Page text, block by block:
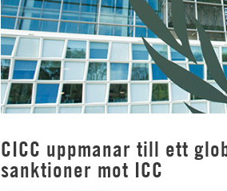
CICC uppmanar till ett
sanktioner mot ICC